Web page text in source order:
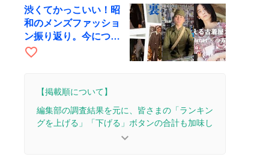
渋くてかっこいい！昭
和のメンズファッショ
ン振り返り。今につな
がる粋な装い
favorite_border
【掲載順について】
編集部の調査結果を元に、皆さまの「ランキン
グを上げる」「下げる」ボタンの合計も加味し
keyboard_arrow_down